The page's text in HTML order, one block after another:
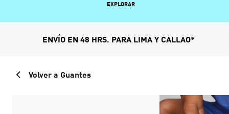
EXPLORAR
ENVÍO EN 48 HRS. PARA LIMA Y CALLAO*
Volver a Guantes